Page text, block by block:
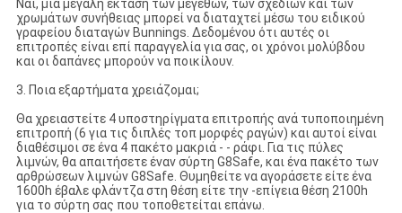
Ναι, μια μεγάλη έκταση των μεγεθών, των σχεδίων και των
χρωμάτων συνήθειας μπορεί να διαταχτεί μέσω του ειδικού
γραφείου διαταγών Bunnings. Δεδομένου ότι αυτές οι
επιτροπές είναι επί παραγγελία για σας, οι χρόνοι μολύβδου
και οι δαπάνες μπορούν να ποικίλουν.
3. Ποια εξαρτήματα χρειάζομαι;
Θα χρειαστείτε 4 υποστηρίγματα επιτροπής ανά τυποποιημένη
επιτροπή (6 για τις διπλές τοπ μορφές ραγών) και αυτοί είναι
διαθέσιμοι σε ένα 4 πακέτο μακριά - - ράφι. Για τις πύλες
λιμνών, θα απαιτήσετε έναν σύρτη G8Safe, και ένα πακέτο των
αρθρώσεων λιμνών G8Safe. Θυμηθείτε να αγοράσετε είτε ένα
1600h έβαλε φλάντζα στη θέση είτε την -επίγεια θέση 2100h
για το σύρτη σας που τοποθετείται επάνω.